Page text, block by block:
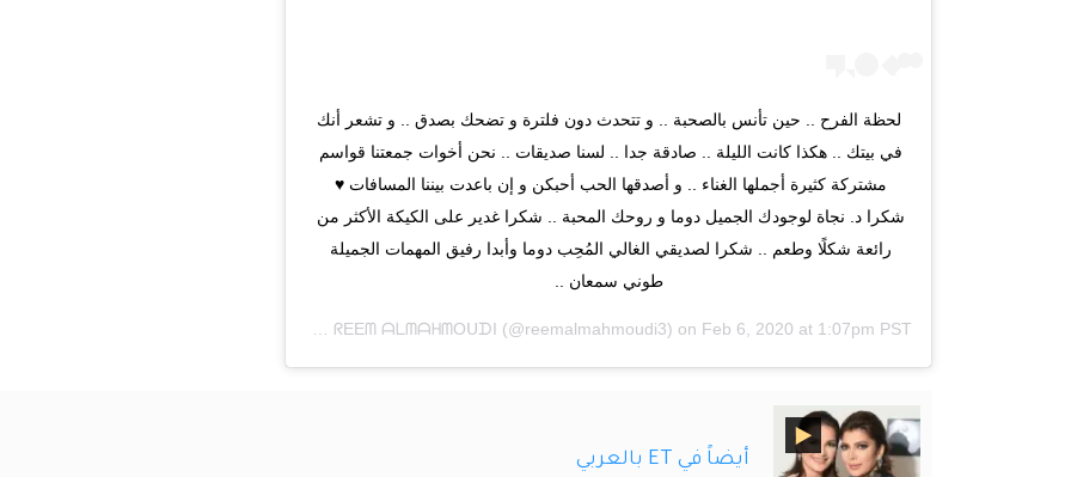
لحظة الفرح .. حين تأنس بالصحبة .. و تتحدث دون فلترة و تضحك بصدق .. و تشعر أنك
في بيتك .. هكذا كانت الليلة .. صادقة جدا .. لسنا صديقات .. نحن أخوات جمعتنا قواسم
مشتركة كثيرة أجملها الغناء .. و أصدقها الحب أحبكن و إن باعدت بيننا المسافات ♥️
شكرا د. نجاة لوجودك الجميل دوما و روحك المحبة .. شكرا غدير على الكيكة الأكثر من
رائعة شكلًا وطعم .. شكرا لصديقي الغالي المُحِب دوما وأبدا رفيق المهمات الجميلة
طوني سمعان ..
ᖇEEᗰ ᗩᒪᗰᗩᕼᗰOᑌᗪI (@reemalmahmoudi3) on Feb 6, 2020 at 1:07pm PST
أيضاً في ET بالعربي